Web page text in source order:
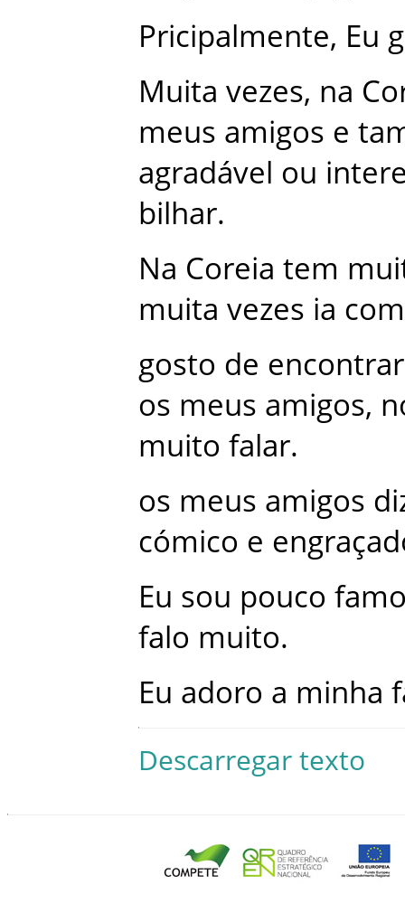
Pricipalmente, Eu
Muita vezes, na
meus amigos e
agradável ou
bilhar.
Na Coreia tem
muita vezes ia com
gosto de encontrar
os meus amigos,
muito falar.
os meus amigos
cómico e
Eu sou pouco
falo muito.
Eu adoro a minha
Descarregar texto